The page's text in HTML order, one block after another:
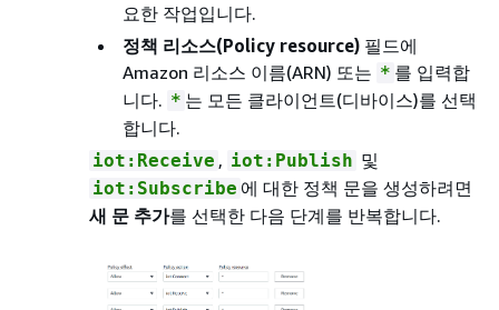
요한 작업입니다.
정책 리소스(Policy resource) 필드에
Amazon 리소스 이름(ARN) 또는 * 를 입력합
니다. * 는 모든 클라이언트(디바이스)를 선택
합니다.
iot:Receive , iot:Publish 및
iot:Subscribe 에 대한 정책 문을 생성하려면
새 문 추가를 선택한 다음 단계를 반복합니다.